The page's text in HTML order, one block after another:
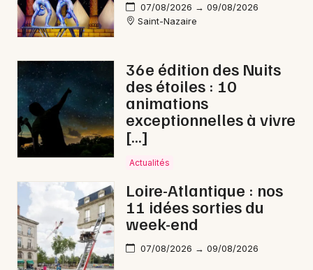
07/08/2026 → 09/08/2026
Saint-Nazaire
36e édition des Nuits
des étoiles : 10
animations
exceptionnelles à vivre
[…]
Actualités
Loire-Atlantique : nos
11 idées sorties du
week-end
07/08/2026 → 09/08/2026